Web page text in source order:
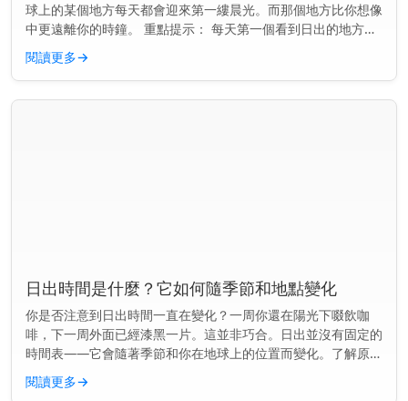
球上的某個地方每天都會迎來第一縷晨光。而那個地方比你想像
中更遠離你的時鐘。 重點提示： 每天第一個看到日出的地方通
常是一個名叫吉里巴斯的小島國，位於國際日期變更線附近。
地球如何決定誰...
閱讀更多→
日出時間是什麼？它如何隨季節和地點變化
你是否注意到日出時間一直在變化？一周你還在陽光下啜飲咖
啡，下一周外面已經漆黑一片。這並非巧合。日出並沒有固定的
時間表——它會隨著季節和你在地球上的位置而變化。了解原因
可以幫助你更好地規劃早晨的時間，無論你是想趕在天亮時跑
步，還是想準時送孩子...
閱讀更多→